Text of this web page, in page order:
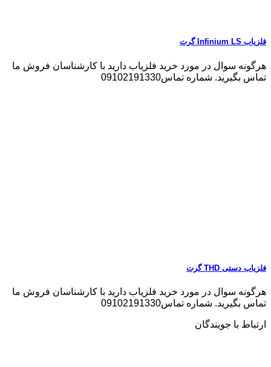
فلزیاب Infinium LS گرت
هرگونه سوال در مورد خرید فلزیاب دارید با کارشناسان فروش ما
تماس بگیرید. شماره تماس09102191330
فلزیاب دستی THD گرت
هرگونه سوال در مورد خرید فلزیاب دارید با کارشناسان فروش ما
تماس بگیرید. شماره تماس09102191330
ارتباط با جویندگان